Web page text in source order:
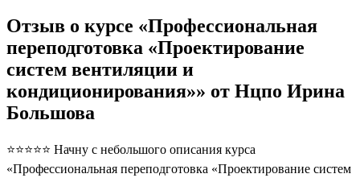
Отзыв о курсе «Профессиональная
переподготовка «Проектирование
систем вентиляции и
кондиционирования»» от Нцпо Ирина
Большова
⭐⭐⭐⭐⭐ Начну с небольшого описания курса
«Профессиональная переподготовка «Проектирование систем